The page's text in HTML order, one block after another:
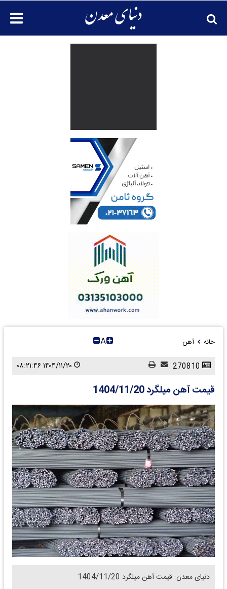
خانه آهن A
قیمت آهن میلگرد 1404/11/20
دنیای معدن: قیمت آهن میلگرد 1404/11/20